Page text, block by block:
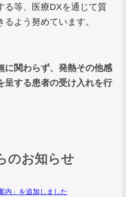
る等、医療DXを通じて質
よう努めています。
に関わらず、発熱その他感
呈する患者の受け入れを行
のお知らせ
内」を追加しました